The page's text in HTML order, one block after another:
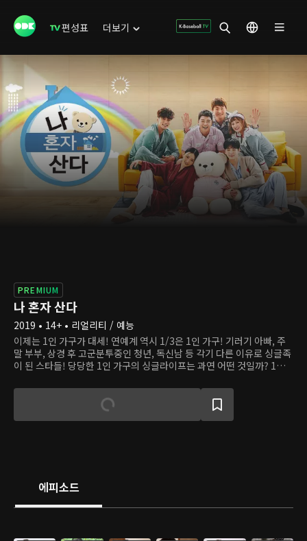
편성표 더보기
PREMIUM
나 혼자 산다
2019 • 14+ • 리얼리티 / 예능
이제는 1인 가구가 대세! 연예계 역시 1/3은 1인 가구! 기러기 아빠, 주
말 부부, 상경 후 고군분투중인 청년, 독신남 등 각기 다른 이유로 싱글족
이 된 스타들! 당당한 1인 가구의 싱글라이프는 과연 어떤 것일까? 1인
해본다. 그들의 일상을 다큐멘터리 기법으로 촬영, 싱글 라이프에 대한
진솔한 모습, 지혜로운 삶의 노하우, 혼자 사는 삶에 대한 철학 등을 허심
탄회한 스토리로 이어나간다.
에피소드